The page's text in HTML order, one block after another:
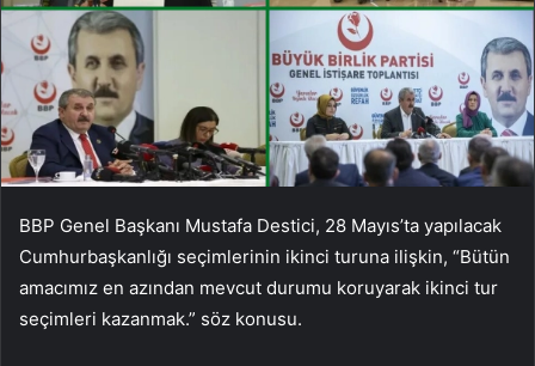
BBP Genel Başkanı Mustafa Destici, 28 Mayıs’ta yapılacak
Cumhurbaşkanlığı seçimlerinin ikinci turuna ilişkin, “Bütün
amacımız en azından mevcut durumu koruyarak ikinci tur
seçimleri kazanmak.” söz konusu.